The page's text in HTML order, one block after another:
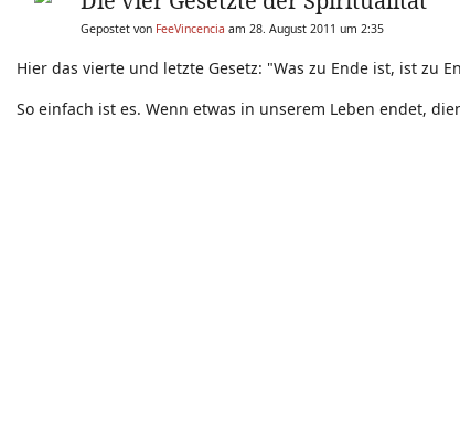
Gepostet von FeeVincencia am 28. August 2011 um 2:35
Hier das vierte und letzte Gesetz: "Was zu Ende ist, ist zu
So einfach ist es. Wenn etwas in unserem Leben endet,